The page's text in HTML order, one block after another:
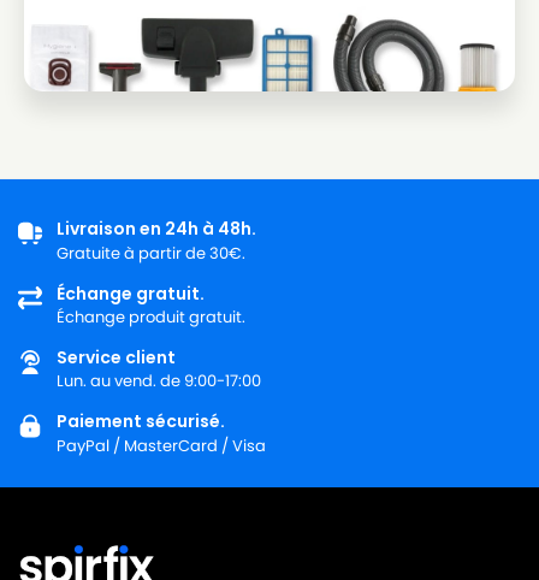
LG-
GOLDSTAR
LG-GOLDSTAR TB 33
LG-
LG-GOLDSTAR TB 39
LG-
GOLDSTAR
LG-GOLDSTAR TURBO 2700
LG-
GOLDSTAR
LG-GOLDSTAR TURBO 2900
LG-
LG-GOLDSTAR TURBO 3100 B
LG-
GOLDSTAR
Livraison en 24h à 48h.
Gratuite à partir de 30€.
Échange gratuit.
Échange produit gratuit.
Service client
Lun. au vend. de 9:00-17:00
Paiement sécurisé.
PayPal / MasterCard / Visa